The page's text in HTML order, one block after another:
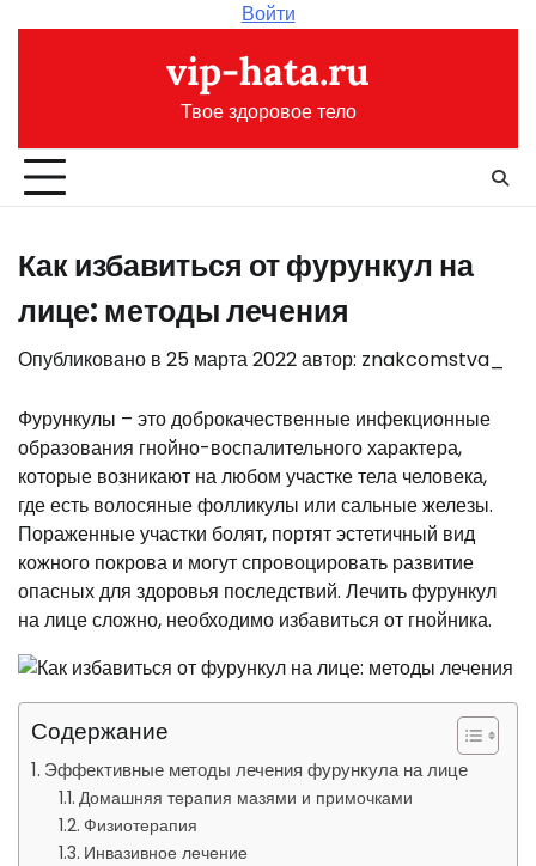
Войти
vip-hata.ru
Твое здоровое тело
Как избавиться от фурункул на
лице: методы лечения
Опубликовано в 25 марта 2022автор: znakcomstva_
Фурункулы – это доброкачественные инфекционные
образования гнойно-воспалительного характера,
которые возникают на любом участке тела человека,
где есть волосяные фолликулы или сальные железы.
Пораженные участки болят, портят эстетичный вид
кожного покрова и могут спровоцировать развитие
опасных для здоровья последствий. Лечить фурункул
на лице сложно, необходимо избавиться от гнойника.
Содержание
Эффективные методы лечения фурункула на лице
Домашняя терапия мазями и примочками
Физиотерапия
Инвазивное лечение